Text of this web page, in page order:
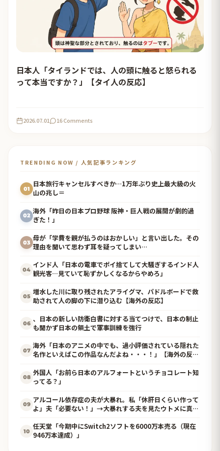
日本人「タイランドでは、人の頭に触ると怒られる
って本当ですか？」【タイ人の反応】
2026.07.01 16 Comments
TRENDING NOW / 人気記事ランキング
01
日本旅行キャンセルすべきか…1万年ぶり史上最大級の火
山の兆し＝
02
海外「昨日の日本プロ野球 阪神・巨人戦の展開が劇的過
ぎた！」
03
母が「学費を親が払うのはおかしい」と言い出した。その
理由を聞いて思わず耳を疑ってしまい…
04
インド人「日本の電車でポイ捨てして大騒ぎするインド人
観光客…見ていて恥ずかしくなるからやめろ」
05
増水した川に取り残されたアライグマ、パドルボードで救
助されて人の脚の下に潜り込む【海外の反応】
06
、日本の新しい防衛白書に対する当てつけで、日本の制止
も聞かず日本の領土で軍事訓練を強行
07
海外「日本のアニメの中でも、過小評価されている隠れた
名作といえばこの作品なんだよね・・・！」【海外の反
08
外国人「お前ら日本のアルフォートというチョコレート知
ってる？」
09
アルコール依存症の夫が大暴れ。私「休肝日くらい作って
よ」夫「必要ない！」→大暴れする夫を見たウトメに真実
10
任天堂「今期中にSwitch2ソフトを6000万本売る（現在
946万本達成）」